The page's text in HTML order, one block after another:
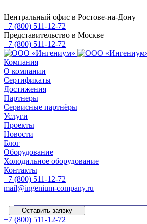
Центральный офис в Ростове-на-Дону
+7 (800) 511-12-72
Представительство в Москве
+7 (800) 511-12-72
Компания
О компании
Сертификаты
Достижения
Партнеры
Сервисные партнёры
Услуги
Проекты
Новости
Блог
Оборудование
Холодильное оборудование
Контакты
+7 (800) 511-12-72
mail@ingenium-company.ru
Оставить заявку
+7 (800) 511-12-72